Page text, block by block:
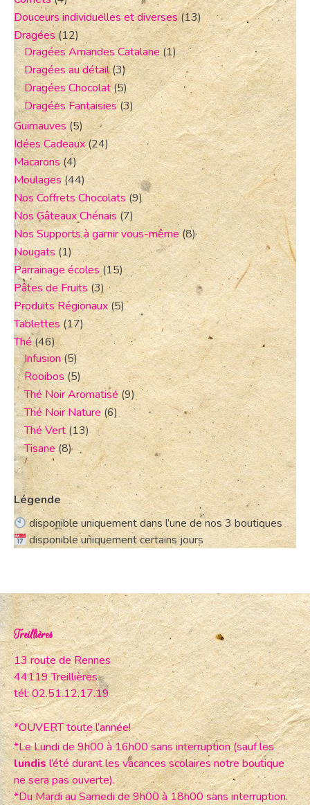
Douceurs individuelles et diverses (13)
Dragées(12)
Dragées Amandes Catalane(1)
Dragées au détail(3)
Dragées Chocolat(5)
Dragées Fantaisies (3)
Guimauves (5)
Idées Cadeaux(24)
Macarons(4)
Moulages(44)
Nos Coffrets Chocolats (9)
Nos Gâteaux Chénais (7)
Nos Supports à garnir vous-même(8)
Nougats (1)
Parrainage écoles (15)
Pâtes de Fruits (3)
Produits Régionaux(5)
Tablettes(17)
Thé (46)
Infusion(5)
Rooibos (5)
Thé Noir Aromatisé (9)
Thé Noir Nature (6)
Thé Vert (13)
Tisane (8)
Légende
disponible uniquement dans l’une de nos 3 boutiques
disponible uniquement certains jours
Treillières
13 route de Rennes
44119 Treillières
tél: 02.51.12.17.19
*OUVERT toute l’année!
*Le Lundi de 9h00 à 16h00 sans interruption (sauf les
lundisl’été durant les vacances scolaires notre boutique
ne sera pas ouverte).
*Du Mardi au Samedi de 9h00 à 18h00 sans interruption.